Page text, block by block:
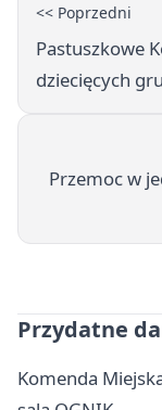
<< Poprzedni
Pastuszkowe
dziecięcych
Przemoc w
Przydatne
Komenda